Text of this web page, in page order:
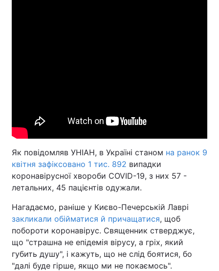
Як повідомляв УНІАН, в Україні станом на ранок 9
квітня зафіксовано 1 тис. 892 випадки
коронавірусної хвороби COVID-19, з них 57 -
летальних, 45 пацієнтів одужали.
Нагадаємо, раніше у Києво-Печерській Лаврі
закликали обійматися й причащатися, щоб
побороти коронавірус. Священник стверджує,
що "страшна не епідемія вірусу, а гріх, який
губить душу", і кажуть, що не слід боятися, бо
"далі буде гірше, якщо ми не покаємось".